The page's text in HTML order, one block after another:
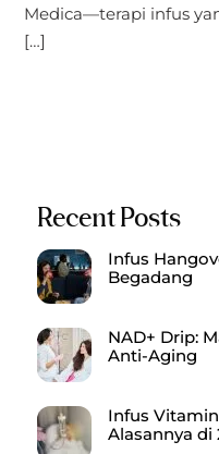
Medica—terapi infus
[…]
Recent Posts
Infus
Begadang
NAD+ Drip:
Anti-Aging
Infus
Alasannya di